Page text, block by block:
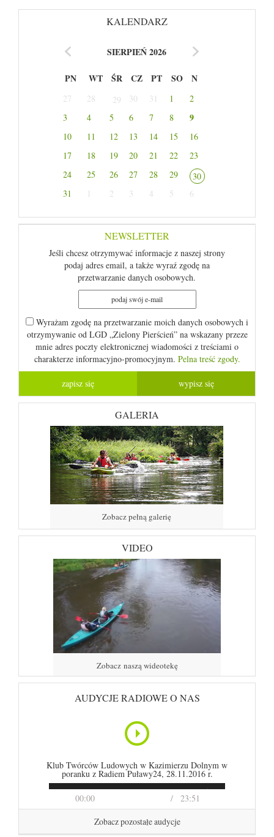
KALENDARZ
SIERPIEŃ 2026
PN WT ŚR CZ PT SO N
27 28 29 30 31 1
2
3
4 5 6 7 8 9
10 11 12 13 14 15
16
17
18 19 20 21 22
23
24
25 26 27 28 29
30
31
1 2 3 4 5 6
NEWSLETTER
Jeśli chcesz otrzymywać informacje z naszej strony
podaj adres email, a także wyraź zgodę na
przetwarzanie danych osobowych.
Wyrażam zgodę na przetwarzanie moich danych osobowych i
otrzymywanie od LGD „Zielony Pierścień” na wskazany przeze
mnie adres poczty elektronicznej wiadomości z treściami o
charakterze informacyjno-promocyjnym. Pelna treść zgody.
GALERIA
Zobacz pełną galerię
VIDEO
Zobacz naszą wideotekę
AUDYCJE RADIOWE O NAS
00:00 23:51
Klub Twórców Ludowych w Kazimierzu Dolnym w
poranku z Radiem Puławy24, 28.11.2016 r.
Zobacz pozostałe audycje